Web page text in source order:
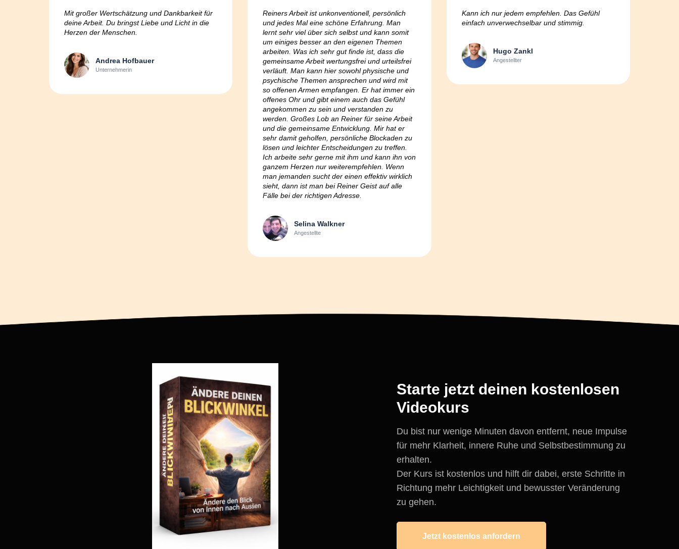
Mit großer Wertschätzung und Dankbarkeit für
deine Arbeit. Du bringst Liebe und Licht in die
Herzen der Menschen.
Andrea Hofbauer
Unternehmerin
Reiners Arbeit ist unkonventionell, persönlich
und jedes Mal eine schöne Erfahrung. Man
lernt sehr viel über sich selbst und kann somit
um einiges besser an den eigenen Themen
arbeiten. Was ich sehr gut finde ist, dass die
gemeinsame Arbeit wertungsfrei und urteilsfrei
verläuft. Man kann hier sowohl physische und
psychische Themen ansprechen und wird mit
so offenen Armen empfangen. Er hat immer ein
offenes Ohr und gibt einem auch das Gefühl
angekommen zu sein und verstanden zu
werden. Großes Lob an Reiner für seine Arbeit
und die gemeinsame Entwicklung. Mir hat er
sehr damit geholfen, persönliche Blockaden zu
lösen und leichter Entscheidungen zu treffen.
Ich arbeite sehr gerne mit ihm und kann ihn von
ganzem Herzen nur weiterempfehlen. Wenn
man jemanden sucht der einen effektiv wirklich
sieht, dann ist man bei Reiner Geist auf alle
Fälle bei der richtigen Adresse.
Selina Walkner
Angestellte
Kann ich nur jedem empfehlen. Das Gefühl
einfach unverwechselbar und stimmig.
Hugo Zankl
Angestellter
Starte jetzt deinen kostenlosen
Videokurs
Du bist nur wenige Minuten davon entfernt, neue Impulse
für mehr Klarheit, innere Ruhe und Selbstbestimmung zu
erhalten.
Der Kurs ist kostenlos und hilft dir dabei, erste Schritte in
Richtung mehr Leichtigkeit und bewusster Veränderung
zu gehen.
Jetzt kostenlos anfordern